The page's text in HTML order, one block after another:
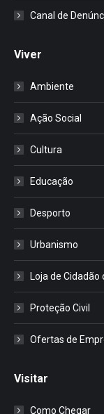
Canal de
Viver
Ambiente
Ação Social
Cultura
Educação
Desporto
Urbanismo
Loja de Cidadão
Proteção Civil
Ofertas de
Visitar
Como Chegar